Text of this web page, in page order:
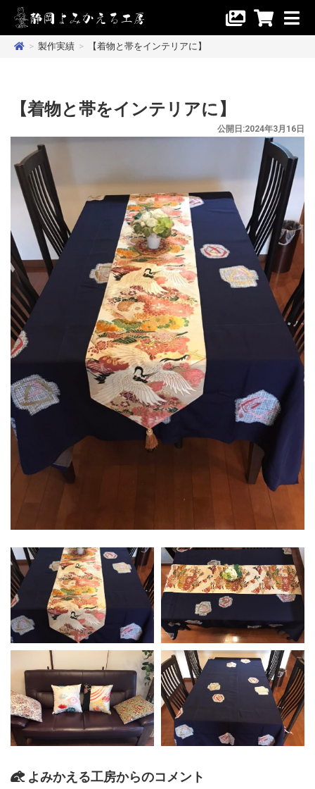
> 製作実績 > 【着物と帯をインテリアに】
【着物と帯をインテリアに】
公開日:2024年3月16日
よみかえる工房からのコメント